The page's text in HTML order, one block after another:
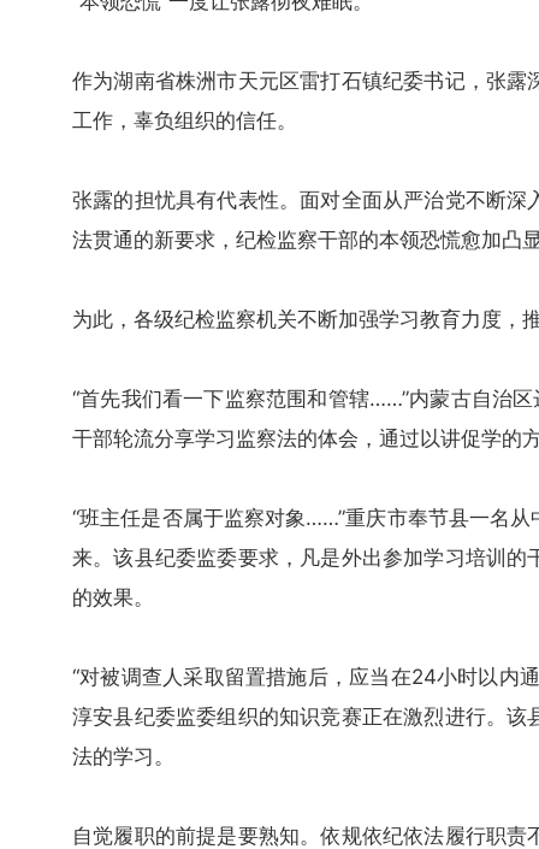
作为湖南省株洲市天元区雷打石镇纪委书记，张
工作，辜负组织的信任。
张露的担忧具有代表性。面对全面从严治党不断
法贯通的新要求，纪检监察干部的本领恐慌愈加凸
为此，各级纪检监察机关不断加强学习教育力度，
“首先我们看一下监察范围和管辖……”内蒙古自治
干部轮流分享学习监察法的体会，通过以讲促学的
“班主任是否属于监察对象……”重庆市奉节县一名
来。该县纪委监委要求，凡是外出参加学习培训
的效果。
“对被调查人采取留置措施后，应当在24小时以内
淳安县纪委监委组织的知识竞赛正在激烈进行。
法的学习。
自觉履职的前提是要熟知。依规依纪依法履行职